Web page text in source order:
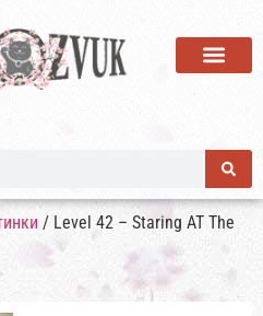
/ Level 42 – Staring AT The